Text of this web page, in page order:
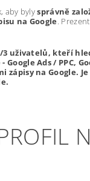
aby bylysprávně
na Google.
3 uživatelů, kteří
Ads / PPC,
zápisy na Google.